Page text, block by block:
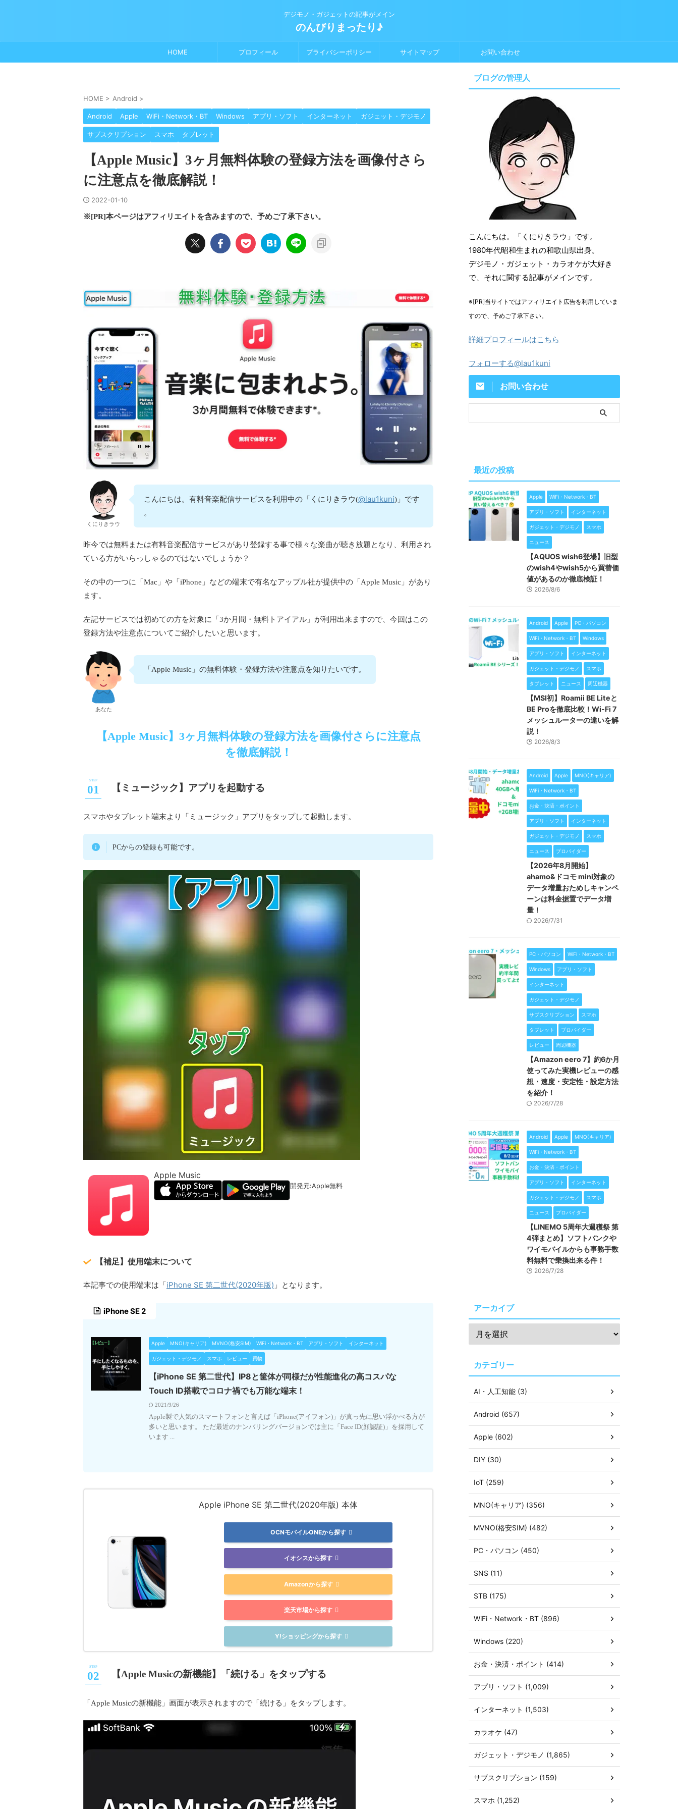
デジモノ・ガジェットの記事がメイン
のんびりまったり♪
HOME プロフィール プライバシーポリシー サイトマップ お問い合わせ
HOME > Android >
Android Apple WiFi・Network・BT Windows アプリ・ソフト インターネット ガジェット・デジモノ
サブスクリプション スマホ タブレット
【Apple Music】3ヶ月無料体験の登録方法を画像付さら
に注意点を徹底解説！
2022-01-10
※[PR]本ページはアフィリエイトを含みますので、予めご了承下さい。
くにりきラウ
こんにちは。有料音楽配信サービスを利用中の「くにりきラウ(@lau1kuni)」です
。
昨今では無料または有料音楽配信サービスがあり登録する事で様々な楽曲が聴き放題となり、利用され
ている方がいらっしゃるのではないでしょうか？
その中の一つに「Mac」や「iPhone」などの端末で有名なアップル社が提供中の「Apple Music」があり
ます。
左記サービスでは初めての方を対象に「3か月間・無料トアイアル」が利用出来ますので、今回はこの
登録方法や注意点についてご紹介したいと思います。
あなた
「Apple Music」の無料体験・登録方法や注意点を知りたいです。
【Apple Music】3ヶ月無料体験の登録方法を画像付さらに注意点
を徹底解説！
【ミュージック】アプリを起動する
スマホやタブレット端末より「ミュージック」アプリをタップして起動します。
PCからの登録も可能です。
Apple Music
開発元:Apple無料
【補足】使用端末について
本記事での使用端末は「 iPhone SE 第二世代(2020年版) 」となります。
iPhone SE 2
Apple MNO(キャリア) MVNO(格安SIM) WiFi・Network・BT アプリ・ソフト インターネット
ガジェット・デジモノ スマホ レビュー 買物
【iPhone SE 第二世代】IP8と筐体が同様だが性能進化の高コスパな
Touch ID搭載でコロナ禍でも万能な端末！
2021/9/26
Apple製で人気のスマートフォンと言えば「iPhone(アイフォン)」が真っ先に思い浮かべる方が
多いと思います。 ただ最近のナンバリングバージョンでは主に「Face ID(顔認証)」を採用して
います ...
Apple iPhone SE 第二世代(2020年版) 本体
OCNモバイルONEから探す
イオシスから探す
Amazonから探す
楽天市場から探す
Y!ショッピングから探す
【Apple Musicの新機能】「続ける」をタップする
「Apple Musicの新機能」画面が表示されますので「続ける」をタップします。
ブログの管理人
こんにちは。「くにりきラウ」です。
1980年代昭和生まれの和歌山県出身。
デジモノ・ガジェット・カラオケが大好き
で、それに関する記事がメインです。
※[PR]当サイトではアフィリエイト広告を利用していま
すので、予めご了承下さい。
詳細プロフィールはこちら
フォローする@lau1kuni
お問い合わせ
最近の投稿
Apple WiFi・Network・BT
アプリ・ソフト インターネット
ガジェット・デジモノ スマホ
ニュース
【AQUOS wish6登場】旧型
のwish4やwish5から買替価
値があるのか徹底検証！
2026/8/6
Android Apple PC・パソコン
WiFi・Network・BT Windows
アプリ・ソフト インターネット
ガジェット・デジモノ スマホ
タブレット ニュース 周辺機器
【MSI初】Roamii BE Liteと
BE Proを徹底比較！Wi-Fi 7
メッシュルーターの違いを解
説！
2026/8/3
Android Apple MNO(キャリア)
WiFi・Network・BT
お金・決済・ポイント
アプリ・ソフト インターネット
ガジェット・デジモノ スマホ
ニュース プロバイダー
【2026年8月開始】
ahamo&ドコモ mini対象の
データ増量おためしキャンペ
ーンは料金据置でデータ増
量！
2026/7/31
PC・パソコン WiFi・Network・BT
Windows アプリ・ソフト
インターネット
ガジェット・デジモノ
サブスクリプション スマホ
タブレット プロバイダー
レビュー 周辺機器
【Amazon eero 7】約6か月
使ってみた実機レビューの感
想・速度・安定性・設定方法
を紹介！
2026/7/28
Android Apple MNO(キャリア)
WiFi・Network・BT
お金・決済・ポイント
アプリ・ソフト インターネット
ガジェット・デジモノ スマホ
ニュース プロバイダー
【LINEMO 5周年大週穫祭 第
4弾まとめ】ソフトバンクや
ワイモバイルからも事務手数
料無料で乗換出来る件！
2026/7/28
アーカイブ
カテゴリー
AI・人工知能 (3)
Android (657)
Apple (602)
DIY (30)
IoT (259)
MNO(キャリア) (356)
MVNO(格安SIM) (482)
PC・パソコン (450)
SNS (11)
STB (175)
WiFi・Network・BT (896)
Windows (220)
お金・決済・ポイント (414)
アプリ・ソフト (1,009)
インターネット (1,503)
カラオケ (47)
ガジェット・デジモノ (1,865)
サブスクリプション (159)
スマホ (1,252)